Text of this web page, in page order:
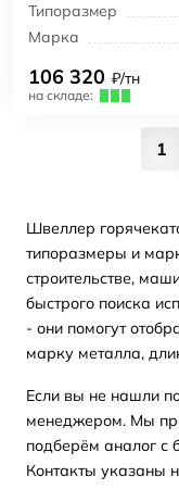
Типоразмер
Марка
106 320 ₽/тн
на складе:
1
Швеллер
типоразмеры и
строительстве,
быстрого поиска
- они помогут
марку металла,
Если вы не нашли
менеджером. Мы
подберём аналог с
Контакты указаны